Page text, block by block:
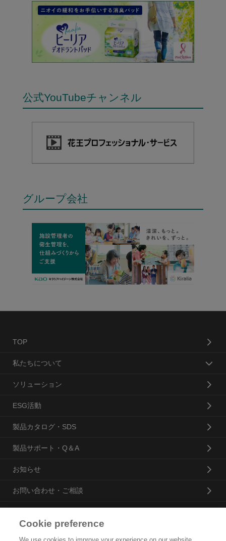
公式YouTubeチャンネル
グループ会社
TOP
私たちについて
ソリューション
ESG活動
製品カタログ・SDS
製品サポート・Q＆A
お知らせ
お問い合わせ・ご相談
Cookie preference